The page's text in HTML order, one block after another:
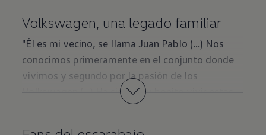
inesperados por las calles de Bogotá, cada uno
único, cada uno adoptando la personalidad de su
dueño, adquiriendo esencia propia.
Ver entrevista completa
Volkswagen, una legado familiar
"Él es mi vecino, se llama Juan Pablo (...) Nos
conocimos primeramente en el conjunto donde
vivimos y segundo por la pasión de los
Volkswagen (...) Ha sido muy bonito vivir estas
experiencias con los carros y compartir acá en